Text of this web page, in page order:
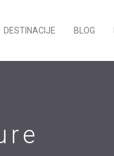
DESTINACIJE BLOG